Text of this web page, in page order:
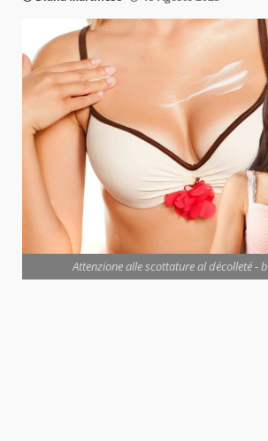
Attenzione alle scottature al décolleté -